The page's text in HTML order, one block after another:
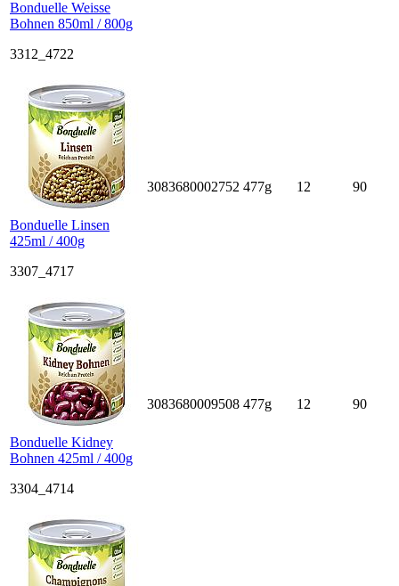
Bonduelle Weisse
Bohnen 850ml / 800g
3312_4722
Bonduelle Linsen
425ml / 400g
3307_4717
3083680002752 477g 12 90
Bonduelle Kidney
Bohnen 425ml / 400g
3304_4714
3083680009508 477g 12 90